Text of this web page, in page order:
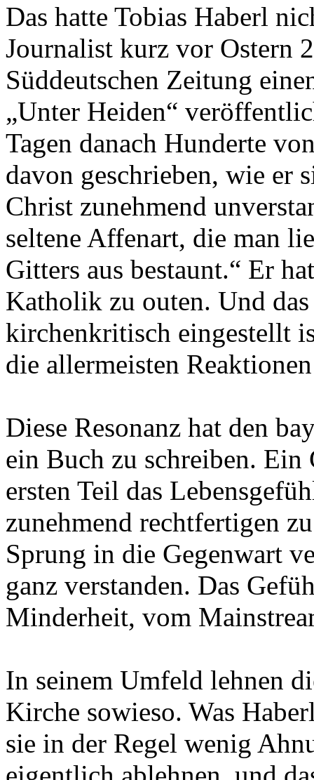
Das hatte Tobias Haberl
Journalist kurz vor Ostern
Süddeutschen Zeitung
„Unter Heiden“
Tagen danach Hunderte
davon geschrieben, wie er
Christ zunehmend
seltene Affenart, die man
Gitters aus bestaunt.“ Er
Katholik zu outen. Und
kirchenkritisch eingestellt
die allermeisten
Diese Resonanz hat den
ein Buch zu schreiben. Ein
ersten Teil das
zunehmend rechtfertigen
Sprung in die Gegenwart
ganz verstanden. Das
Minderheit, vom
In seinem Umfeld lehnen
Kirche sowieso. Was
sie in der Regel wenig